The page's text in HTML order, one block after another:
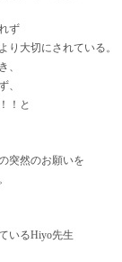
ず
り大切にされている。
、
、
！と
突然のお願いを
いるHiyo先生